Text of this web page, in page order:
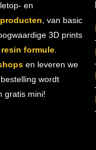
en
, van basic
3D prints
formule.
en leveren we
wordt
gratis mini!